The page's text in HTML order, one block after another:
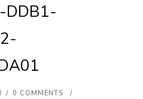
/ 0 COMMENTS
/